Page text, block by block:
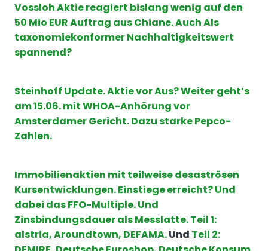
Vossloh Aktie reagiert bislang wenig auf den
50 Mio EUR Auftrag aus Chiane. Auch Als
taxonomiekonformer Nachhaltigkeitswert
spannend?
Steinhoff Update. Aktie vor Aus? Weiter geht’s
am 15.06. mit WHOA-Anhörung vor
Amsterdamer Gericht. Dazu starke Pepco-
Zahlen.
Immobilienaktien mit teilweise desaströsen
Kursentwicklungen. Einstiege erreicht? Und
dabei das FFO-Multiple. Und
Zinsbindungsdauer als Messlatte. Teil 1:
alstria, Aroundtown, DEFAMA.Und Teil 2: